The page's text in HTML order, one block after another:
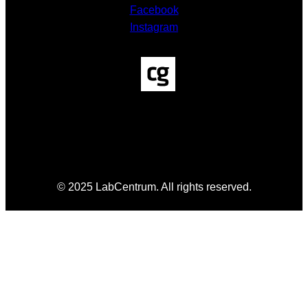
Facebook
Instagram
© 2025 LabCentrum. All rights reserved.